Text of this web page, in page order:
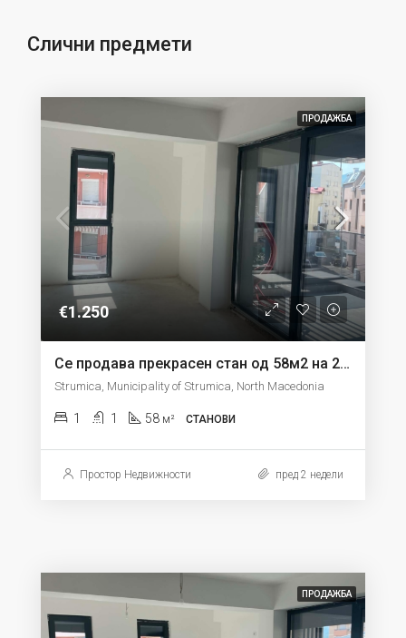
Слични предмети
ПРОДАЖБА
€1.250
Се продава прекрасен стан од 58м2 на 2 кат во Струмица
Strumica, Municipality of Strumica, North Macedonia
1 1 58 м² СТАНОВИ
Простор Недвижности пред 2 недели
ПРОДАЖБА